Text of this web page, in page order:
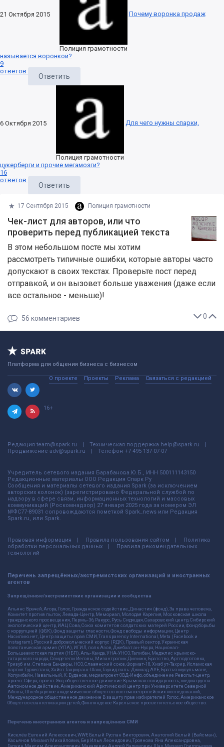
21 Октября 2015
Полиция грамотности
Почему воронка продаж
называется воронкой?
9
ответов
Ответить
6 Октября 2015
Полиция грамотности
Для чего нужны спарки,
цукерберги и прочие мегамозги?
16
ответов
Ответить
17 Сентября 2015 Полиция грамотности
Чек-лист для авторов, или что
проверить перед публикацией текста
В этом небольшом посте мы хотим
рассмотреть типичные ошибки, которые авторы часто
допускают в своих текстах. Проверьте пост перед
отправкой, и он вызовет больше уважения (даже если
все остальное - меньше)!
0
56 комментариев
Платформа для общения бизнеса с бизнесом
О проекте Проекты Реклама Связаться с редакцией
16+
Редакция team@spark.ru Техническая поддержка help@spark.ru
Продвижение adv@spark.ru Телефон +7 495 137-07-07
Учредитель сетевого издания Барабанова.Ю.Б., ИНН 500111143150
Редакционные материалы ООО Редакция Спарк Ру
Сообщения и материалы сетевого издания Spark (за исключением
авторских колонок) (зарегистрировано Федеральной службой по
надзору в сфере связи, информационных технологий и массовых
коммуникаций (Роскомнадзор) 27 января 2025 года за номером ЭЛ
№ФС77-89031 сопровождаются пометкой Spark_news или Редакция
Spark.ru, или Spark.
Правовая информация Правила пользования сайтом
Политика
обработки персональных данных
Правила рекомендательных
технологий
Перечень запрещённых/экстремистских организаций и иностранных
агентов
Запрещённые/экстремистские организации и сообщества
Альянс Врачей, Агора, Голос, Гражданское содействие, Династия (фонд), За права человека,
Комитет против пыток, Левада-Центр, Мемориал, Молодая Карелия, Московская школа
гражданского просвещения, Пермь-36, Ракурс, Русь Сидящая, Сахаровский центр, Сибирский
экологический центр, ИАЦ Сова, Союз комитетов солдатских матерей России, Фонд борьбы
с коррупцией (ФБК), Фонд защиты гласности, Фонд свободы информации, Центр
Насилию.нет, Центр защиты прав СМИ, Transparency International, Meta (Facebook и
Instagram), Русский добровольческий корпус (РДК), Правый сектор, Украинская
повстанческая армия (УПА), ИГИЛ, полк Азов, Джебхат ан-Нусра, Национал-
Большевистская партия (НБП), Аль-Каида, УНА-УНСО, Талибан, Меджлис крымско-
татарского народа, Свидетели Иеговы, Мизантропик Дивижн, Братство, Артподготовка,
Тризуб им. Степана Бандеры, НСО, Славянский союз, Формат-18, Хизб ут-Тахрир, Исламская
партия Туркестана, Хайят Тахрир аш-Шам, Таухид валь-Джихад, АУЕ, Братья мусульмане,
Колумбайн, Навальный, К. Буданов, медиапроект ОВД-Инфо, объединение Револьт-центр,
проект Сфера, проект Эхо, общественное движение Крымская солидарность, медиагруппа
Автономное действие, Американский Арктический центр при Университете Северной
Айовы, Швейцарское академическое общество восточноевропейских исследований,
Международное общественное движение В защиту прав избирателей Голос, Американское
Общество евангелизации детей, Финляндское Карельское просветительское общество.
Перечень иностранных агентов и запрещённых СМИ
Киселёв Евгений Алекссевич, WWF, Белый Руслан Викторович, Анатолий Белый (Вайсман),
Касьянов Михаил Михайлович, Бер Илья Леонидович, Троянова Яна Александровна,